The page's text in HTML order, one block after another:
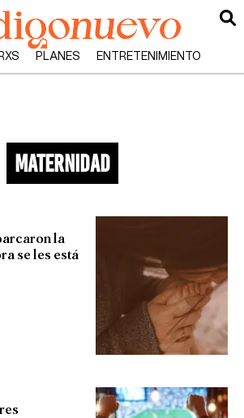
PLANES ENTRETENIMIENTO
maternidad
la
se les está